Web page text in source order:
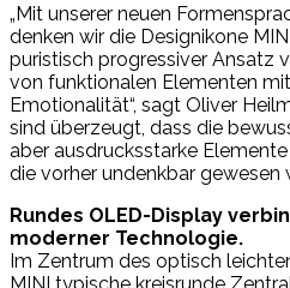
„Mit unserer neuen
denken wir die Designikone
puristisch progressiver Ansatz
von funktionalen Elementen
Emotionalität“, sagt Oliver
sind überzeugt, dass die
aber ausdrucksstarke
die vorher undenkbar gewesen
Rundes OLED-Display
moderner Technologie.
Im Zentrum des optisch
MINI typische kreisrunde